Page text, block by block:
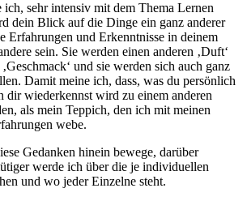
sehr intensiv mit dem Thema Lernen
dein Blick auf die Dinge ein ganz anderer
Erfahrungen und Erkenntnisse in deinem
sein. Sie werden einen anderen ‚Duft‘
und sie werden sich auch ganz
Damit meine ich, dass, was du persönlich
dir wiederkennst wird zu einem anderen
als mein Teppich, den ich mit meinen
webe.
Gedanken hinein bewege, darüber
werde ich über die je individuellen
und wo jeder Einzelne steht.